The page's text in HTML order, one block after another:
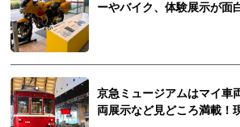
ーやバイク、体験展示が面
京急ミュージアムはマイ車
両展示など見どころ満載！